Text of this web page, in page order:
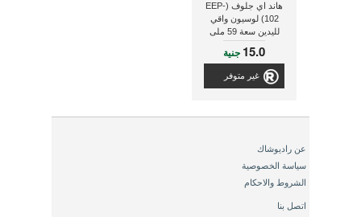
هاند اي جلوف (EEP-
102) لوسيون واقي
لليدين سعة 59 ملى
15.0 جنية
غير متوفر
عن راديوشاك
سياسة الخصوصية
الشروط والاحكام
اتصل بنا